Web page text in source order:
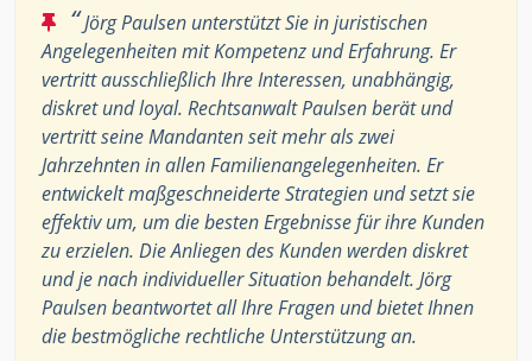
“Jörg Paulsen unterstützt Sie in juristischen
Angelegenheiten mit Kompetenz und Erfahrung. Er
vertritt ausschließlich Ihre Interessen, unabhängig,
diskret und loyal. Rechtsanwalt Paulsen berät und
vertritt seine Mandanten seit mehr als zwei
Jahrzehnten in allen Familienangelegenheiten. Er
entwickelt maßgeschneiderte Strategien und setzt sie
effektiv um, um die besten Ergebnisse für ihre Kunden
zu erzielen. Die Anliegen des Kunden werden diskret
und je nach individueller Situation behandelt. Jörg
Paulsen beantwortet all Ihre Fragen und bietet Ihnen
die bestmögliche rechtliche Unterstützung an.